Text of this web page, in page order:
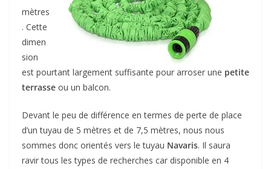
mètres
. Cette
dimen
sion
est pourtant largement suffisante pour arroser une petite
terrasse ou un balcon.
Devant le peu de différence en termes de perte de place
d’un tuyau de 5 mètres et de 7,5 mètres, nous nous
sommes donc orientés vers le tuyau Navaris. Il saura
ravir tous les types de recherches car disponible en 4